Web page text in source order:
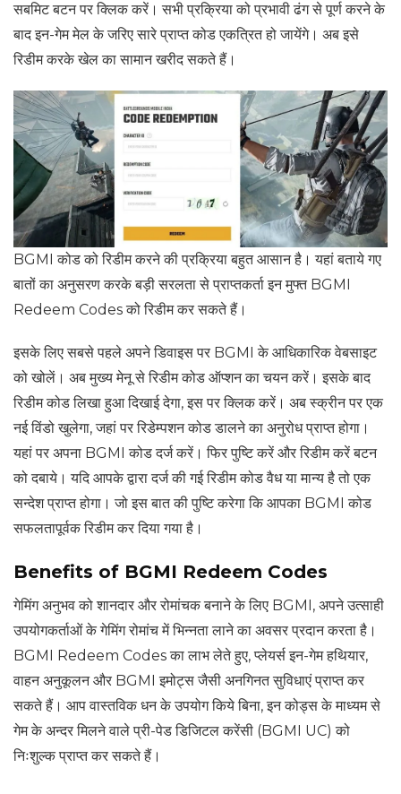
सबमिट बटन पर क्लिक करें। सभी प्रक्रिया को प्रभावी ढंग से पूर्ण करने के
बाद इन-गेम मेल के जरिए सारे प्राप्त कोड एकत्रित हो जायेंगे। अब इसे
रिडीम करके खेल का सामान खरीद सकते हैं।
BGMI कोड को रिडीम करने की प्रक्रिया बहुत आसान है। यहां बताये गए
बातों का अनुसरण करके बड़ी सरलता से प्राप्तकर्ता इन मुफ्त BGMI
Redeem Codes को रिडीम कर सकते हैं।
इसके लिए सबसे पहले अपने डिवाइस पर BGMI के आधिकारिक वेबसाइट
को खोलें। अब मुख्य मेनू से रिडीम कोड ऑप्शन का चयन करें। इसके बाद
रिडीम कोड लिखा हुआ दिखाई देगा, इस पर क्लिक करें। अब स्क्रीन पर एक
नई विंडो खुलेगा, जहां पर रिडेम्पशन कोड डालने का अनुरोध प्राप्त होगा।
यहां पर अपना BGMI कोड दर्ज करें। फिर पुष्टि करें और रिडीम करें बटन
को दबाये। यदि आपके द्वारा दर्ज की गई रिडीम कोड वैध या मान्य है तो एक
सन्देश प्राप्त होगा। जो इस बात की पुष्टि करेगा कि आपका BGMI कोड
सफलतापूर्वक रिडीम कर दिया गया है।
Benefits of BGMI Redeem Codes
गेमिंग अनुभव को शानदार और रोमांचक बनाने के लिए BGMI, अपने उत्साही
उपयोगकर्ताओं के गेमिंग रोमांच में भिन्नता लाने का अवसर प्रदान करता है।
BGMI Redeem Codes का लाभ लेते हुए, प्लेयर्स इन-गेम हथियार,
वाहन अनुकूलन और BGMI इमोट्स जैसी अनगिनत सुविधाएं प्राप्त कर
सकते हैं। आप वास्तविक धन के उपयोग किये बिना, इन कोड्स के माध्यम से
गेम के अन्दर मिलने वाले प्री-पेड डिजिटल करेंसी (BGMI UC) को
निःशुल्क प्राप्त कर सकते हैं।